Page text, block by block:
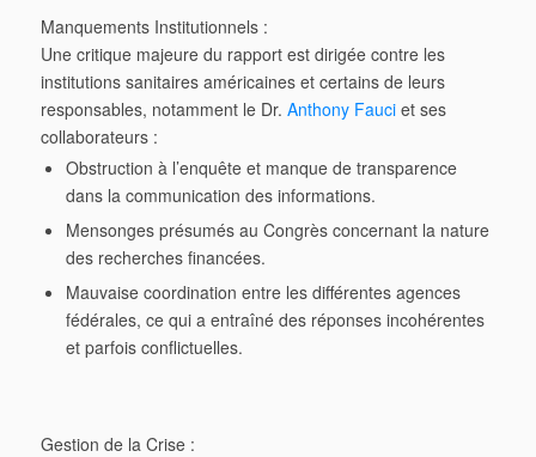
Manquements Institutionnels :
Une critique majeure du rapport est dirigée contre les
institutions sanitaires américaines et certains de leurs
responsables, notamment le Dr. Anthony Fauciet ses
collaborateurs :
Obstruction à l’enquêteet manque de transparence
dans la communication des informations.
Mensonges présumésau Congrès concernant la nature
des recherches financées.
Mauvaise coordination entre les différentes agences
fédérales, ce qui a entraîné des réponses incohérentes
et parfois conflictuelles.
Gestion de la Crise :